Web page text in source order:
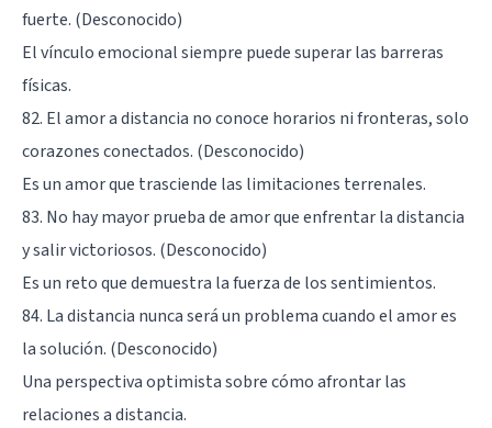
fuerte. (Desconocido)
El vínculo emocional siempre puede superar las barreras
físicas.
82. El amor a distancia no conoce horarios ni fronteras, solo
corazones conectados. (Desconocido)
Es un amor que trasciende las limitaciones terrenales.
83. No hay mayor prueba de amor que enfrentar la distancia
y salir victoriosos. (Desconocido)
Es un reto que demuestra la fuerza de los sentimientos.
84. La distancia nunca será un problema cuando el amor es
la solución. (Desconocido)
Una perspectiva optimista sobre cómo afrontar las
relaciones a distancia.